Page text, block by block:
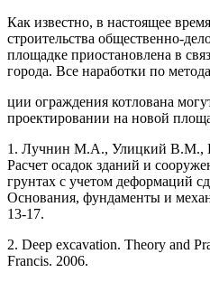
Как известно, в настоящее
строительства общественно-
площадке приостановлена в
города. Все наработки по
ции ограждения котлована
проектировании на новой
1. Лучнин М.А., Улицкий
Расчет осадок зданий и
грунтах с учетом деформаций
Основания, фундаменты и
13-17.
2. Deep excavation. Theory and
Francis. 2006.